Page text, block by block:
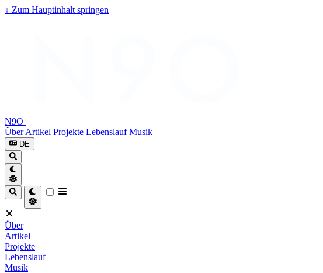
↓ Zum Hauptinhalt springen
N9O
ÜberArtikel Projekte LebenslaufMusik
DE
Über
Artikel
Projekte
Lebenslauf
Musik